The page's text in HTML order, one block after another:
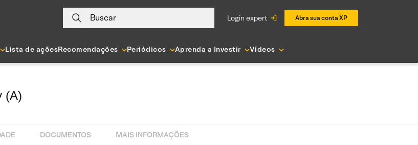
Buscar login expert Abra sua conta XP
Lista de açõesRecomendações Periódicos Aprenda a Investir Vídeos
(A)
DOCUMENTOS MAIS INFORMAÇÕES